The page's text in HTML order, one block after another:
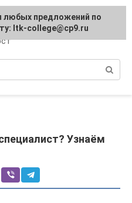
Узнаём
любых предложений по
ltk-college@cp9.ru